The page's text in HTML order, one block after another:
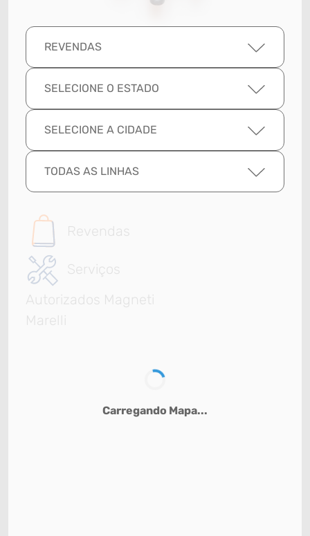
REVENDAS
SELECIONE O ESTADO
SELECIONE A CIDADE
TODAS AS LINHAS
Revendas
Serviços
Autorizados Magneti
Marelli
Carregando Mapa...